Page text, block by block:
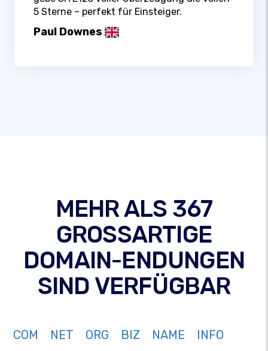
5 Sterne – perfekt für Einsteiger.
Paul Downes
MEHR ALS 367
GROSSARTIGE
DOMAIN-ENDUNGEN
SIND VERFÜGBAR
COM NET ORG BIZ NAME
INFO